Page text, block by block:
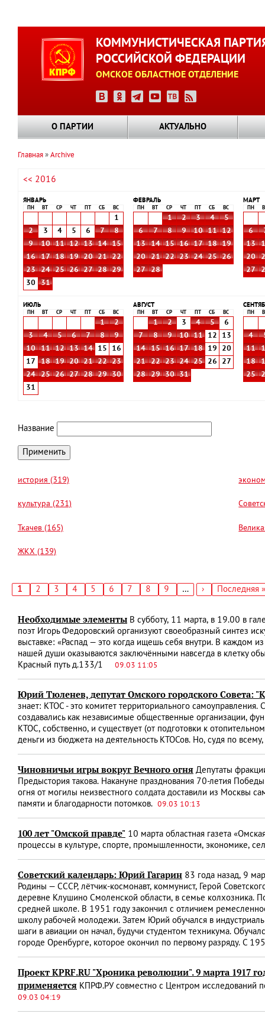
КОММУНИСТИЧЕСКАЯ
РОССИЙСКОЙ ФЕДЕРАЦИИ
ОМСКОЕ ОБЛАСТНОЕ ОТДЕЛЕНИЕ
О ПАРТИИ АКТУАЛЬНО
навигации
Главная Archive
<< 2016
ЯНВАРЬ
ПН ВТ СР ЧТ СБ ВС
1
2
3 4 5 6 7
8
9
10 11 12 13 14
15
16
17 18 19 20 21
22
23
24 25 26 27 28
29
30
31
ФЕВРАЛЬ
ПН ВТ СР ЧТ СБ ВС
1 2 3 4
5
6
7 8 9 10 11
12
13
14 15 16 17 18
19
20
21 22 23 24 25
26
27
28
МАРТ
ПН
6
13
20
27
ИЮЛЬ
ПН ВТ СР ЧТ СБ ВС
1
2
3
4 5 6 7 8
9
10
11 12 13 14 15
16
17
18 19 20 21 22
23
24
25 26 27 28 29
30
31
АВГУСТ
ПН ВТ СР ЧТ СБ ВС
1 2 3 4 5
6
7
8 9 10 11 12
13
14
15 16 17 18 19
20
21
22 23 24 25 26
27
28
29 30 31
ПН
4
11
18
25
Название
история (319)
культура (231)
Ткачев (165)
ЖКХ (139)
Текущая
1 Страница
2 Страница
3 Страница
4 Страница
5 Страница
6 Страница
7 Страница
8 Страница
9 …
Следующая
›
Последняя
Последняя »
Необходимые элементы В субботу, 11 марта, в 19.00 в
поэт Игорь Федоровский организуют своеобразный синтез
выставке: «Распад — это когда ищешь себя внутри. В каждом
нашей души оказываются заключёнными навсегда в клетку
Красный путь д.133/1 09.03 11:05
Юрий Тюленев, депутат Омского городского Совета:
знает: КТОС - это комитет территориального
создавались как независимые общественные организации,
КТОС, собственно, и существует (от подготовки к
деньги из бюджета на деятельность КТОСов. Но, судя по
Чиновничьи игры вокруг Вечного огня Депутаты
Предыстория такова. Накануне празднования 70-летия
огня от могилы неизвестного солдата доставили из Москвы
памяти и благодарности потомков. 09.03 10:13
100 лет "Омской правде" 10 марта областная газета
процессы в культуре, спорте, промышленности, экономике,
Советский календарь: Юрий Гагарин 83 года назад, 9
Родины — СССР, лётчик-космонавт, коммунист, Герой
деревне Клушино Смоленской области, в семье колхозника.
средней школе. В 1951 году закончил с отличием
школу рабочей молодежи. Затем Юрий обучался в
шаги в авиации он начал, будучи студентом техникума.
городе Оренбурге, которое окончил по первому разряду. С
Проект KPRF.RU "Хроника революции". 9 марта 1917
применяется КПРФ.РУ совместно с Центром исследований
09.03 04:19